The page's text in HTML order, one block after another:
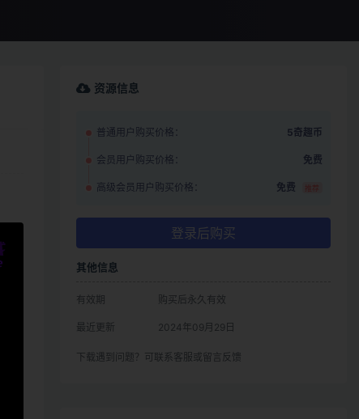
资源信息
普通用户购买价格： 5奇趣币
会员用户购买价格： 免费
高级会员用户购买价格： 免费 推荐
登录后购买
其他信息
有效期 购买后永久有效
最近更新 2024年09月29日
下载遇到问题？可联系客服或留言反馈